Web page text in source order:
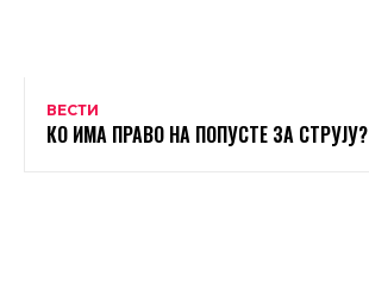
ВЕСТИ
КО ИМА ПРАВО НА ПОПУСТЕ ЗА СТРУЈУ?